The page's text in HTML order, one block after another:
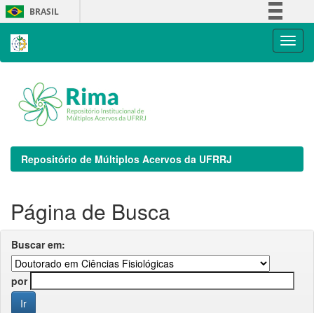
Skip
navigation
BRASIL
Repositório de Múltiplos Acervos da UFRRJ
Página de Busca
Buscar em:
por